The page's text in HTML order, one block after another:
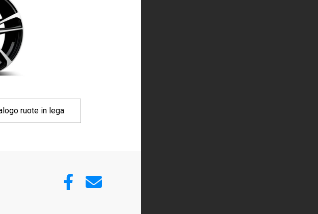
ruote in lega